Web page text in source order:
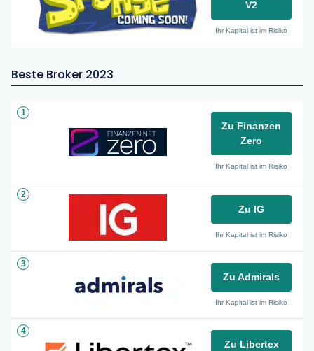
V2
Ihr Kapital ist im Risiko
Beste Broker 2023
1
Zu Finanzen
Zero
Ihr Kapital ist im Risiko
2
Zu IG
Ihr Kapital ist im Risiko
3
Zu Admirals
Ihr Kapital ist im Risiko
4
Zu Libertex